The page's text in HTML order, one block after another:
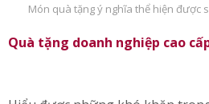
Món quà tặng ý nghĩa thể hiện được
Quà tặng doanh nghiệp cao